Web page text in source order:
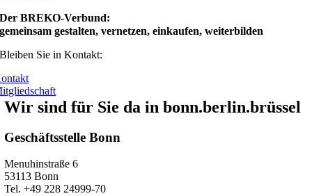
Der BREKO-Verbund:
gemeinsam gestalten, vernetzen, einkaufen, weiterbilden
Bleiben Sie in Kontakt:
Wir sind für Sie da in bonn.berlin.brüssel
Geschäftsstelle Bonn
Menuhinstraße 6
53113 Bonn
Tel. +49 228 24999-70